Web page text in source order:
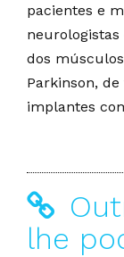
pacientes e
dos
Parkinson,
implantes
lhe